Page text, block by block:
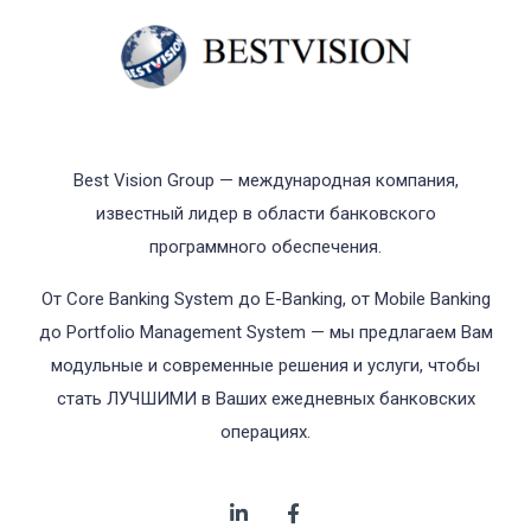
Best Vision Group — международная компания,
известный лидер в области банковского
программного обеспечения.
От Core Banking System до E-Banking, от Mobile Banking
до Portfolio Management System — мы предлагаем Вам
модульные и современные решения и услуги, чтобы
стать ЛУЧШИМИ в Ваших ежедневных банковских
операциях.